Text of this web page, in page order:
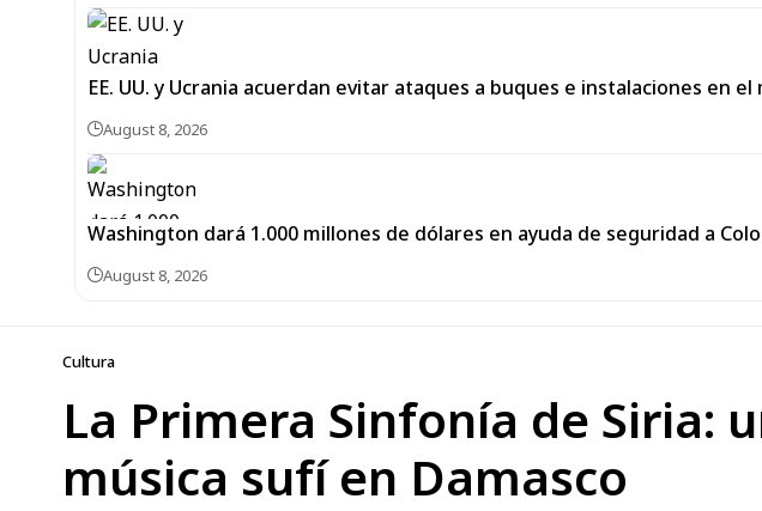
EE. UU. y Ucrania acuerdan evitar ataques a buques e instalaciones en
August 8, 2026
Washington dará 1.000 millones de dólares en ayuda de seguridad a
August 8, 2026
Cultura
La Primera Sinfonía de Siria:
música sufí en Damasco